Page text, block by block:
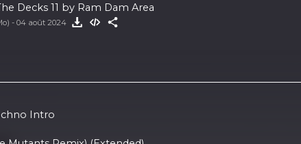
Decks 11 by Ram Dam Area
- 04 août 2024
Intro